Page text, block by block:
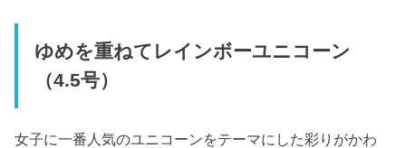
ゆめを重ねてレインボーユニコーン
（4.5号）
女子に一番人気のユニコーンをテーマにした彩りがかわ